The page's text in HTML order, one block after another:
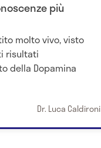
più
molto vivo, visto
risultati
della Dopamina
Dr. Luca Caldironi